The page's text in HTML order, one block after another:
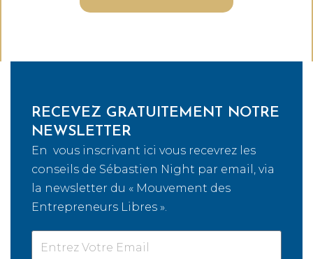
RECEVEZ GRATUITEMENT NOTRE
NEWSLETTER
En vous inscrivant ici vous recevrez les
conseils de Sébastien Night par email, via
la newsletter du « Mouvement des
Entrepreneurs Libres ».